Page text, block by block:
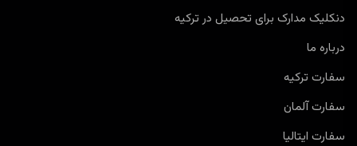
دنکلیک مدارک برای تحصیل در ترکیه
درباره ما
سفارت ترکیه
سفارت آلمان
سفارت ایتالیا